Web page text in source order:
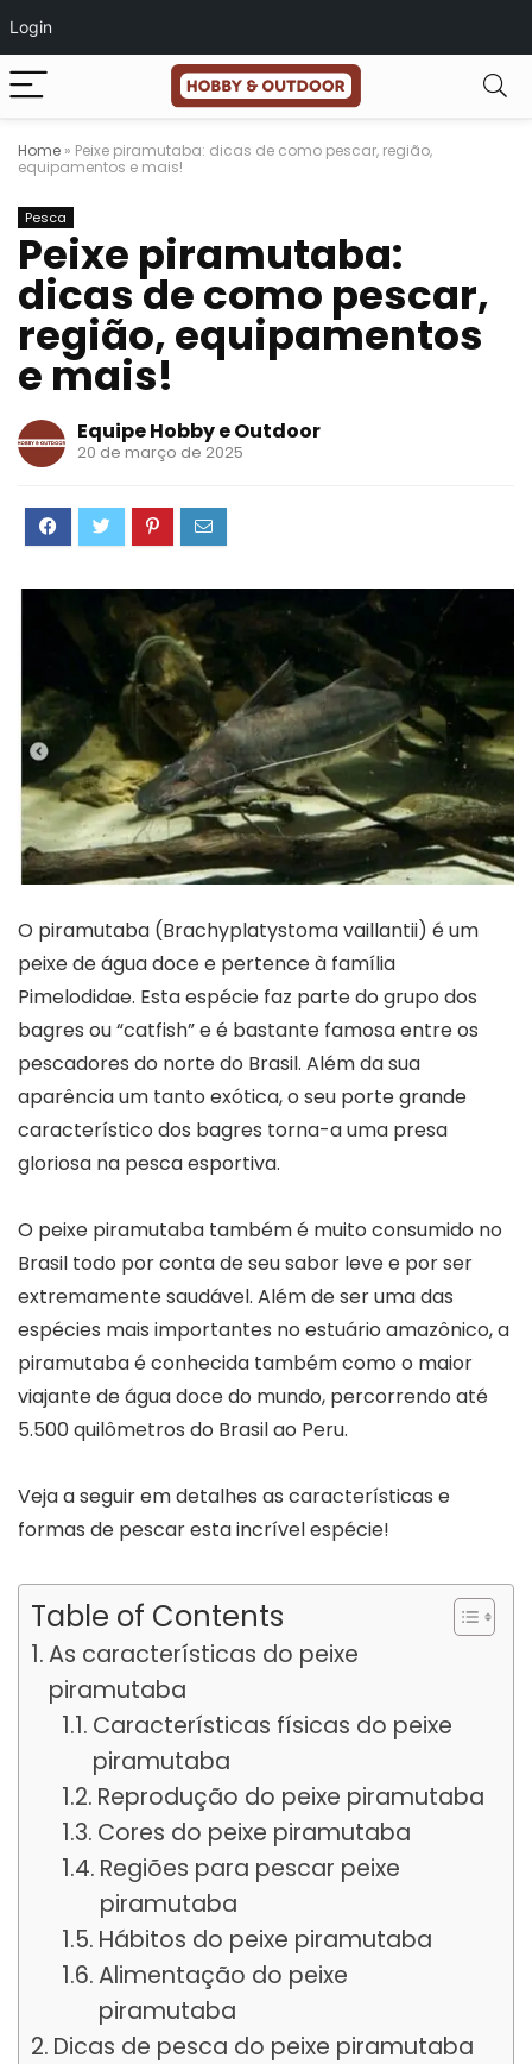
Login
Home » Peixe piramutaba: dicas de como pescar, região,
equipamentos e mais!
Pesca
Peixe piramutaba:
dicas de como pescar,
região, equipamentos
e mais!
Equipe Hobby e Outdoor
20 de março de 2025
O piramutaba (Brachyplatystoma vaillantii) é um
peixe de água doce e pertence à família
Pimelodidae. Esta espécie faz parte do grupo dos
bagres ou “catfish” e é bastante famosa entre os
pescadores do norte do Brasil. Além da sua
aparência um tanto exótica, o seu porte grande
característico dos bagres torna-a uma presa
gloriosa na pesca esportiva.
O peixe piramutaba também é muito consumido no
Brasil todo por conta de seu sabor leve e por ser
extremamente saudável. Além de ser uma das
espécies mais importantes no estuário amazônico, a
piramutaba é conhecida também como o maior
viajante de água doce do mundo, percorrendo até
5.500 quilômetros do Brasil ao Peru.
Veja a seguir em detalhes as características e
formas de pescar esta incrível espécie!
Table of Contents
As características do peixe
piramutaba
Características físicas do peixe
piramutaba
Reprodução do peixe piramutaba
Cores do peixe piramutaba
Regiões para pescar peixe
piramutaba
Hábitos do peixe piramutaba
Alimentação do peixe
piramutaba
Dicas de pesca do peixe piramutaba